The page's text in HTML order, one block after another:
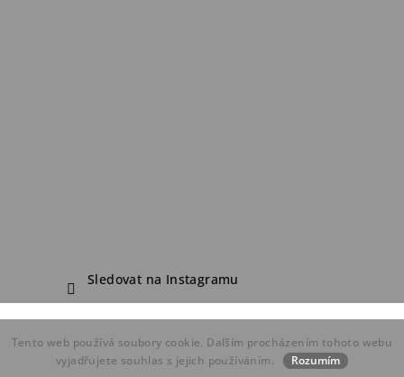
Tento web používá soubory cookie. Dalším procházením tohoto webu
vyjadřujete souhlas s jejich používáním.
Rozumím
Sledovat na Instagramu
Copyright 2026FDF Bike Shop. Všechna práva vyhrazena.
Vytvořil Shoptet